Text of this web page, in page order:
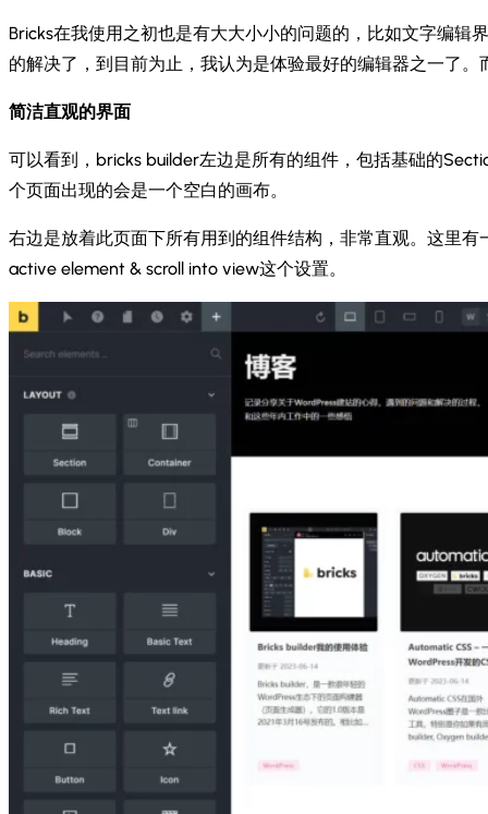
Bricks在我使用之初也是有大大小小的问题的，比如文字编
的解决了，到目前为止，我认为是体验最好的编辑器之一了
简洁直观的界面
可以看到，bricks builder左边是所有的组件，包括基础的
个页面出现的会是一个空白的画布。
右边是放着此页面下所有用到的组件结构，非常直观。这里
active element & scroll into view这个设置。